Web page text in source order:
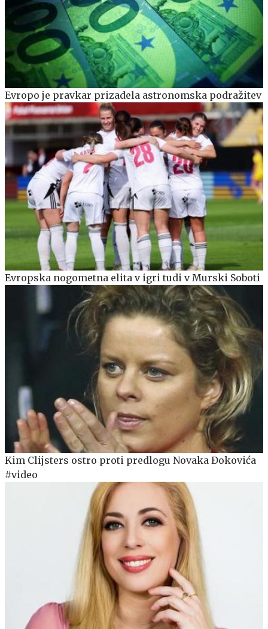
Evropo je pravkar prizadela astronomska podražitev
Evropska nogometna elita v igri tudi v Murski Soboti
Kim Clijsters ostro proti predlogu Novaka Đokovića
#video